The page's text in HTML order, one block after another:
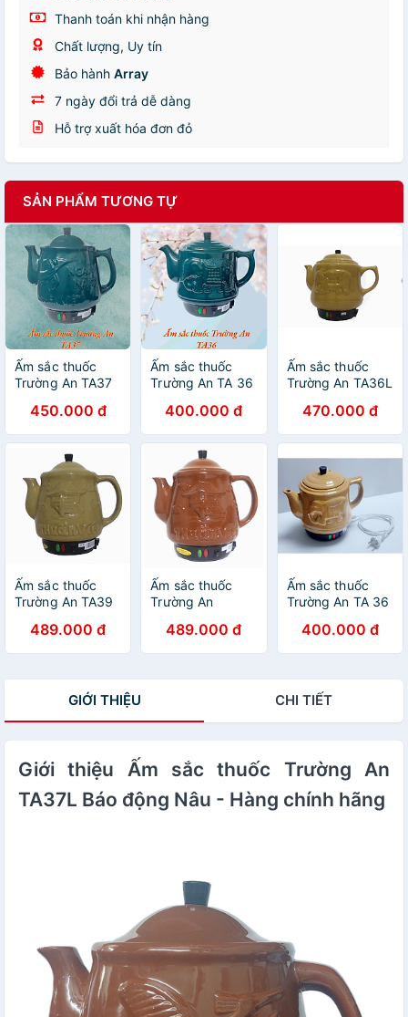
Thanh toán khi nhận hàng
Chất lượng, Uy tín
Bảo hành Array
7 ngày đổi trả dễ dàng
Hỗ trợ xuất hóa đơn đỏ
SẢN PHẨM TƯƠNG TỰ
Ấm sắc thuốc
Trường An TA37
cao cấp - Điện
gia dụng - Hàng
chính hãng
450.000 đ
Ấm sắc thuốc
Trường An TA 36
hãng - Gốm sứ
cao cấp - Điện
gia dụng - Siêu
thuốc
400.000 đ
Ấm sắc thuốc
Trường An TA36L
chính hãng
470.000 đ
Ấm sắc thuốc
Trường An TA39
cao cấp - Điện
gia dụng - Hàng
489.000 đ
Ấm sắc thuốc
Trường An
sứ cao cấp -
Điện gia dụng -
489.000 đ
Ấm sắc thuốc
Trường An TA 36
chính hãng -
Gốm sứ cao cấp
400.000 đ
GIỚI THIỆU CHI TIẾT
Giới thiệu Ấm sắc thuốc Trường An
TA37L Báo động Nâu - Hàng chính hãng